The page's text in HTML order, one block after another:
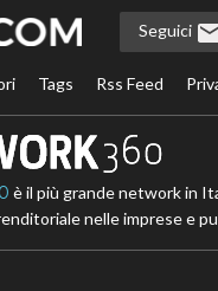
Seguici
Tags Rss Feed
è il più grande network in
nelle imprese e